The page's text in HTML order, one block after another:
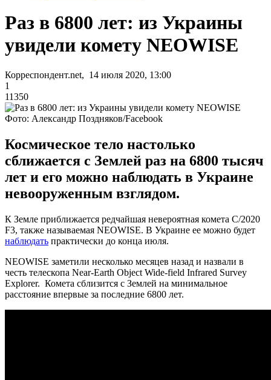
Раз в 6800 лет: из Украины
увидели комету NEOWISE
Корреспондент.net, 14 июля 2020, 13:00
1
11350
Фото: Александр Поздняков/Facebook
Космическое тело настолько
сближается с Землей раз на 6800 тысяч
лет и его можно наблюдать в Украине
невооруженным взглядом.
К Земле приближается редчайшая невероятная комета C/2020
F3, также называемая NEOWISE. В Украине ее можно будет
наблюдать практически до конца июля.
NEOWISE заметили несколько месяцев назад и назвали в
честь телескопа Near-Earth Object Wide-field Infrared Survey
Explorer. Комета сблизится с Землей на минимальное
расстояние впервые за последние 6800 лет.